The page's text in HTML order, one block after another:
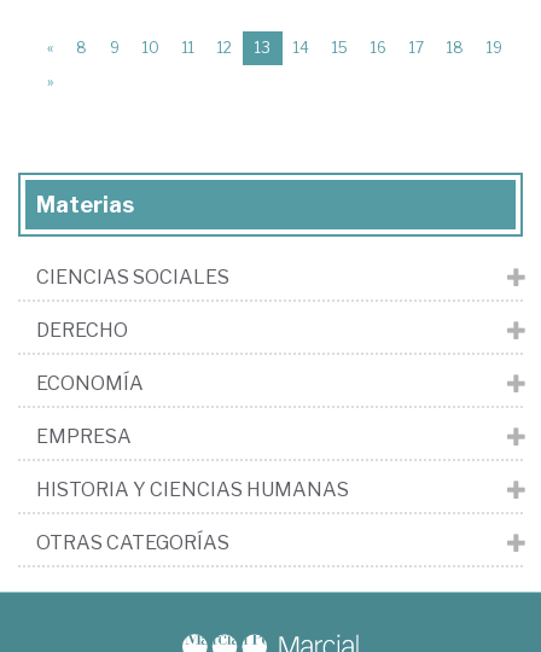
« 8 9 10 11 12 13 (current)
14 15 16 17 18
19
»
Materias
CIENCIAS SOCIALES
DERECHO
ECONOMÍA
EMPRESA
HISTORIA Y CIENCIAS HUMANAS
OTRAS CATEGORÍAS